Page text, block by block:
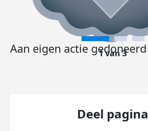
Aan eigen actie gedoneerd
1 van 3
Deel pagina